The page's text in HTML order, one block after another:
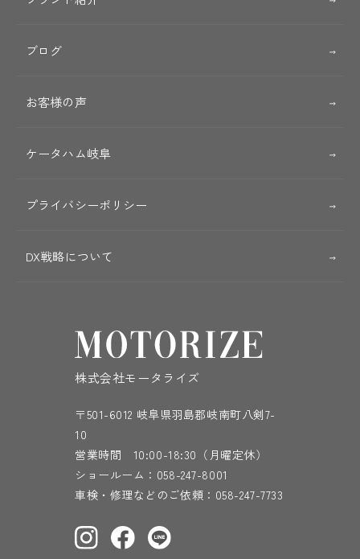
ブログ
お客様の声
ケータハム岐阜
プライバシーポリシー
DX戦略について
株式会社モータライズ
〒501-6012 岐阜県羽島郡岐南町八剣7-
10
営業時間 10:00-18:30（月曜定休）
ショールーム： 058-247-8001
車検・修理などのご依頼： 058-247-7733